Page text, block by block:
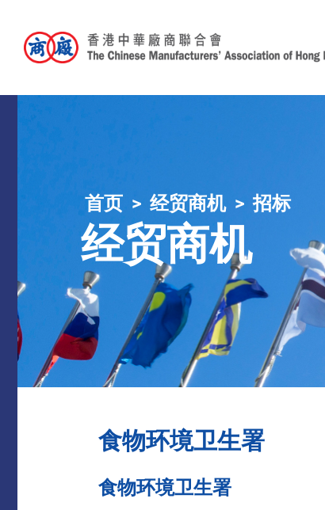
首页 经贸商机 招标
经贸商机
食物环境卫生署
食物环境卫生署